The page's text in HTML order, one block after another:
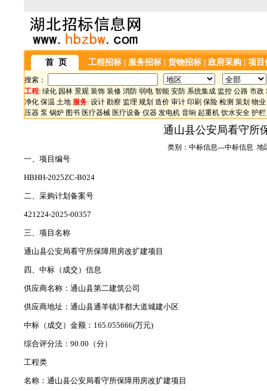
首 页 工程招标 服务招标 货物招标 政府采购 项目
搜索：
工程: 绿化 园林 景观 装饰 装修 消防 弱电 智能 安防 系统集成 监控 公路 市政
净化 保温 土地 服务: 设计 勘察 监理 规划 造价 审计 印刷 保险 检测 策划 物业
压器 泵 锅炉 图书 医疗器械 医疗设备 仪器 发电机 音响 起重机 饮水安全 护栏
通山县公安局看守所
类别：中标信息---中标信息 地
一、项目编号
HBHH-2025ZC-B024
二、采购计划备案号
421224-2025-00357
三、项目名称
通山县公安局看守所保障用房改扩建项目
四、中标（成交）信息
供应商名称：通山县第二建筑公司
供应商地址：通山县通羊镇洋都大道城建小区
中标（成交）金额：165.055666(万元)
综合评分法：90.00（分）
工程类
名称：通山县公安局看守所保障用房改扩建项目